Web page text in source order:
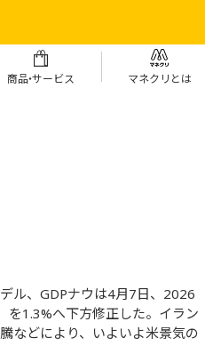
商品・サービス マネクリとは
ル、GDPナウは4月7日、2026
を1.3%へ下方修正した。イラン
などにより、いよいよ米景気の